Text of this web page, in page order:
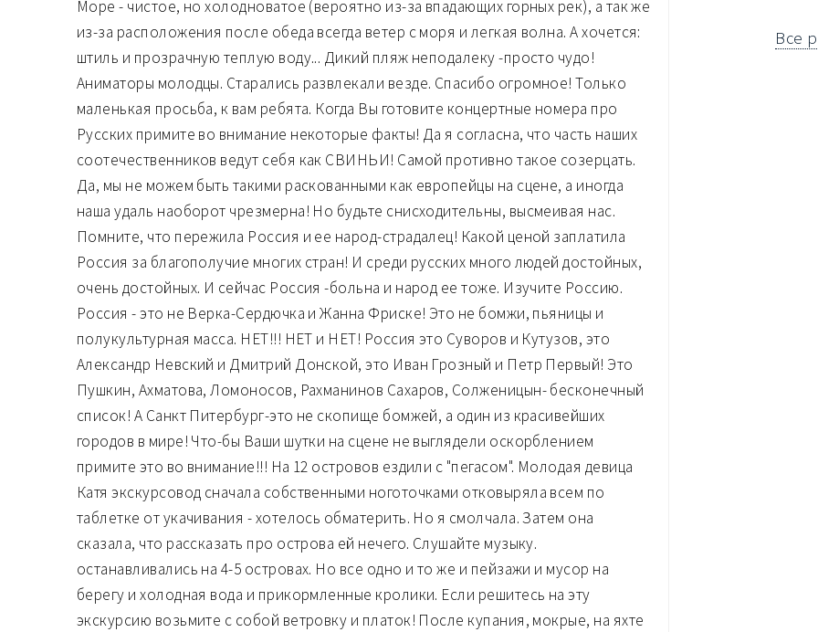
Море - чистое, но холодноватое (вероятно из-за впадающих горных рек), а так же
из-за расположения после обеда всегда ветер с моря и легкая волна. А хочется:
штиль и прозрачную теплую воду... Дикий пляж неподалеку -просто чудо!
Аниматоры молодцы. Старались развлекали везде. Спасибо огромное! Только
маленькая просьба, к вам ребята. Когда Вы готовите концертные номера про
Русских примите во внимание некоторые факты! Да я согласна, что часть наших
соотечественников ведут себя как СВИНЬИ! Самой противно такое созерцать.
Да, мы не можем быть такими раскованными как европейцы на сцене, а иногда
наша удаль наоборот чрезмерна! Но будьте снисходительны, высмеивая нас.
Помните, что пережила Россия и ее народ-страдалец! Какой ценой заплатила
Россия за благополучие многих стран! И среди русских много людей достойных,
очень достойных. И сейчас Россия -больна и народ ее тоже. Изучите Россию.
Россия - это не Верка-Сердючка и Жанна Фриске! Это не бомжи, пьяницы и
полукультурная масса. НЕТ!!! НЕТ и НЕТ! Россия это Суворов и Кутузов, это
Александр Невский и Дмитрий Донской, это Иван Грозный и Петр Первый! Это
Пушкин, Ахматова, Ломоносов, Рахманинов Сахаров, Солженицын- бесконечный
список! А Санкт Питербург-это не скопище бомжей, а один из красивейших
городов в мире! Что-бы Ваши шутки на сцене не выглядели оскорблением
примите это во внимание!!! На 12 островов ездили с "пегасом". Молодая девица
Катя экскурсовод сначала собственными ноготочками отковыряла всем по
таблетке от укачивания - хотелось обматерить. Но я смолчала. Затем она
сказала, что рассказать про острова ей нечего. Слушайте музыку.
останавливались на 4-5 островах. Но все одно и то же и пейзажи и мусор на
берегу и холодная вода и прикормленные кролики. Если решитесь на эту
экскурсию возьмите с собой ветровку и платок! После купания, мокрые, на яхте
Все